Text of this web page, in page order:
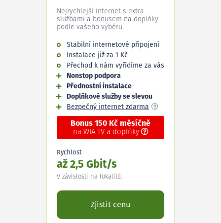
Nejrychlejší internet s extra
službami a bonusem na doplňky
podle vašeho výběru.
Stabilní internetové připojení
Instalace již za 1 Kč
Přechod k nám vyřídíme za vás
Nonstop podpora
Přednostní instalace
Doplňkové služby se slevou
Bezpečný internet zdarma
Bonus 150 Kč měsíčně
na WIA TV a doplňky
Rychlost
až 2,5 Gbit/s
V závislosti na lokalitě.
Zjistit cenu